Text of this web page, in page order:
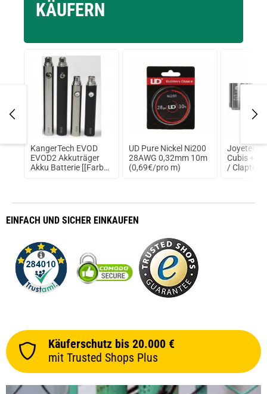
KÄUFERN
KangerTech EVOD
EVOD2 Akkuträger
Akku Batterie [[Farbe]]
UD Pure Nickel Ni200
28AWG 0,32mm 10m
(0,69€/pro m)
Joyetech
Cubis +
/ Clapton
EINFACH UND SICHER EINKAUFEN
Käuferschutz bis 20.000 €
mit Trusted Shops Plus